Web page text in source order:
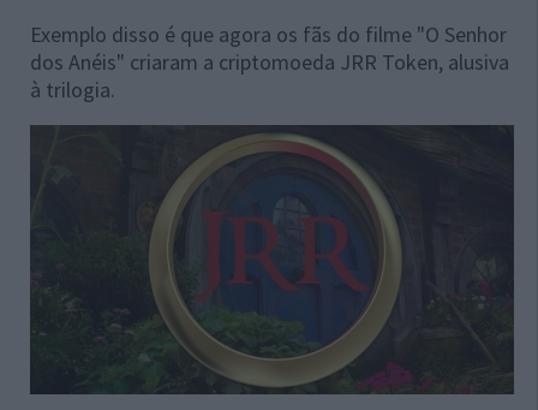
Exemplo disso é que agora os fãs do filme "O Senhor
dos Anéis" criaram a criptomoeda JRR Token, alusiva
à trilogia.